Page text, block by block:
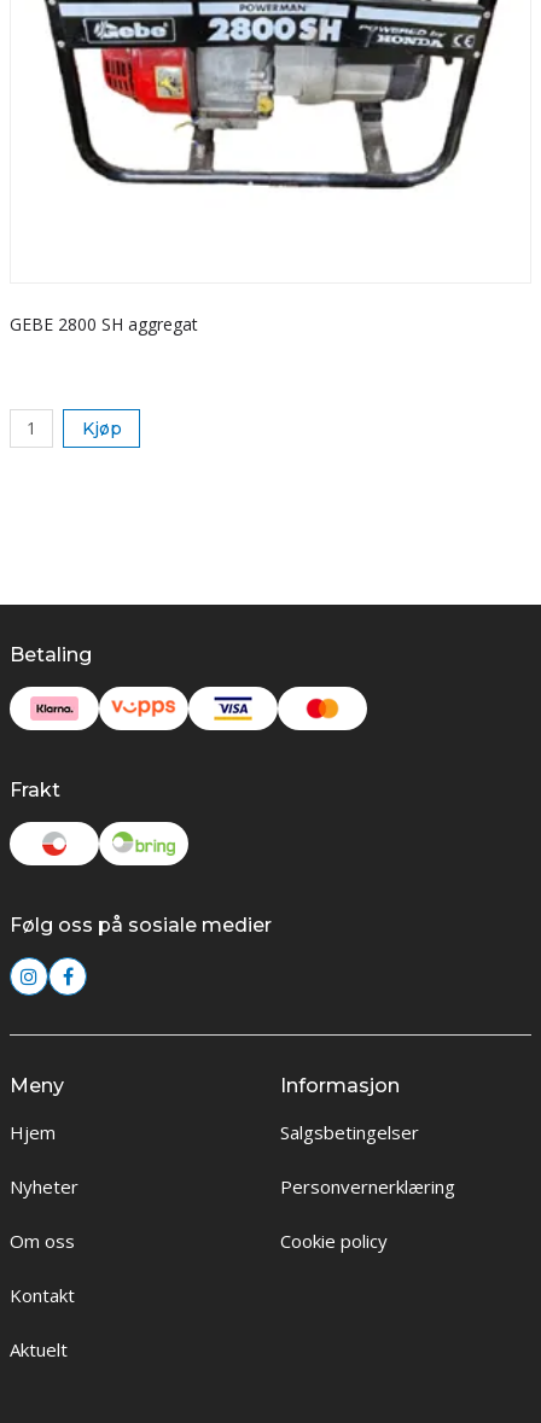
GEBE 2800 SH aggregat
Kjøp
Betaling
Frakt
Følg oss på sosiale medier
Meny
Hjem
Nyheter
Om oss
Kontakt
Aktuelt
Informasjon
Salgsbetingelser
Personvernerklæring
Cookie policy